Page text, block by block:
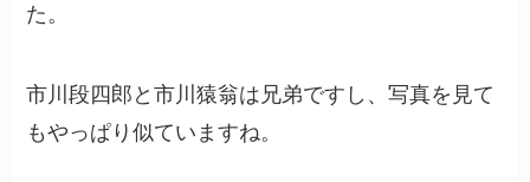
た。
市川段四郎と市川猿翁は兄弟ですし、写真を見て
もやっぱり似ていますね。